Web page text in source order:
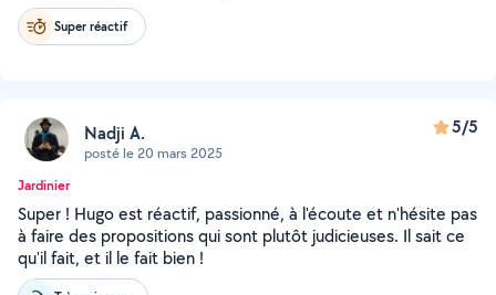
Super réactif
Nadji A.
posté le 20 mars 2025
5/5
Jardinier
Super ! Hugo est réactif, passionné, à l'écoute et n'hésite pas
à faire des propositions qui sont plutôt judicieuses. Il sait ce
qu'il fait, et il le fait bien !